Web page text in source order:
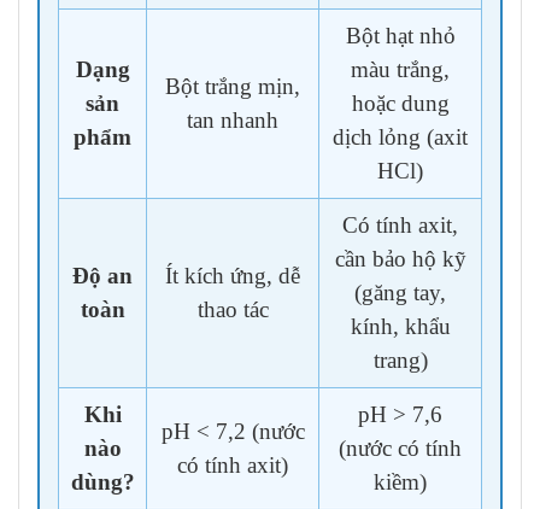
Dạng
sản
phẩm
Bột trắng mịn,
tan nhanh
Bột hạt nhỏ
màu trắng,
hoặc dung
dịch lỏng (axit
HCl)
Độ an
toàn
Ít kích ứng, dễ
thao tác
Có tính axit,
cần bảo hộ kỹ
(găng tay,
kính, khẩu
trang)
Khi
nào
dùng?
pH < 7,2 (nước
có tính axit)
pH > 7,6
(nước có tính
kiềm)